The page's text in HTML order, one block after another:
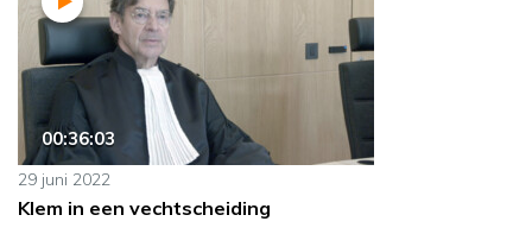
00:36:03
29 juni 2022
Klem in een vechtscheiding